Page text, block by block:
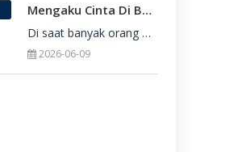
Mengaku Cinta Di Balik Keterbatasan: Seni Menerima Diri Di Hadapan Ilahi
Di saat banyak orang yang serba menuntut kesempurnaan, kita sering kali terjebak dalam rasa bersalah
2026-06-09